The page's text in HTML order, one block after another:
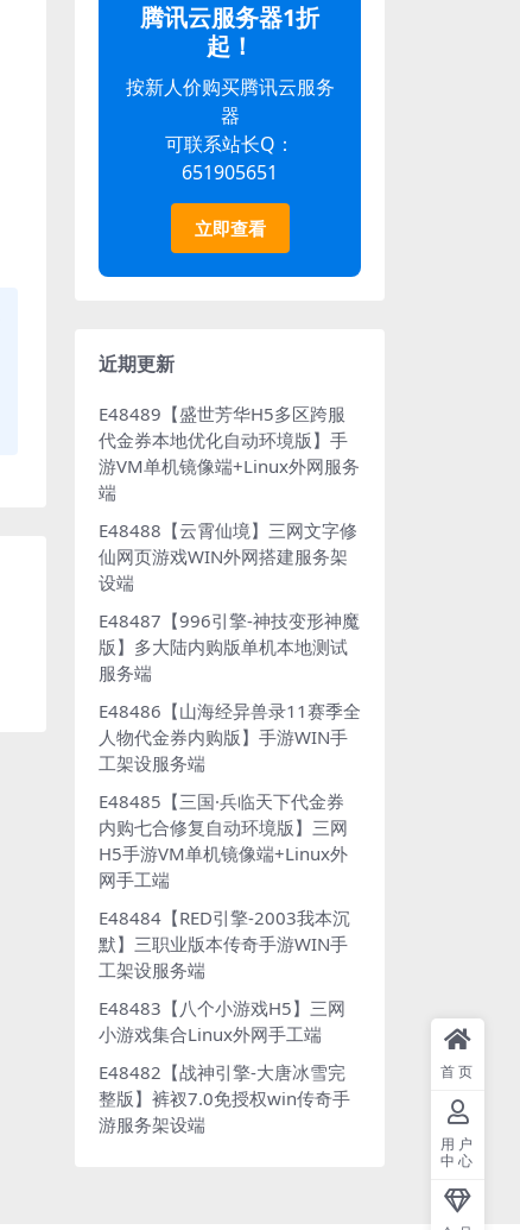
腾讯云服务器1折
起！
按新人价购买腾讯云服务
器
可联系站长Q：
651905651
立即查看
近期更新
E48489【盛世芳华H5多区跨服
代金券本地优化自动环境版】手
游VM单机镜像端+Linux外网服务
端
E48488【云霄仙境】三网文字修
仙网页游戏WIN外网搭建服务架
设端
E48487【996引擎-神技变形神魔
版】多大陆内购版单机本地测试
服务端
E48486【山海经异兽录11赛季全
人物代金券内购版】手游WIN手
工架设服务端
E48485【三国·兵临天下代金券
内购七合修复自动环境版】三网
H5手游VM单机镜像端+Linux外
网手工端
E48484【RED引擎-2003我本沉
默】三职业版本传奇手游WIN手
工架设服务端
E48483【八个小游戏H5】三网
小游戏集合Linux外网手工端
E48482【战神引擎-大唐冰雪完
整版】裤衩7.0免授权win传奇手
游服务架设端
首页
用户
中心